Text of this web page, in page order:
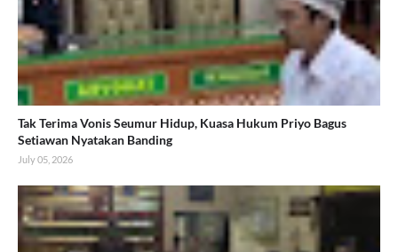
Tak Terima Vonis Seumur Hidup, Kuasa Hukum Priyo Bagus
Setiawan Nyatakan Banding
July 05, 2026